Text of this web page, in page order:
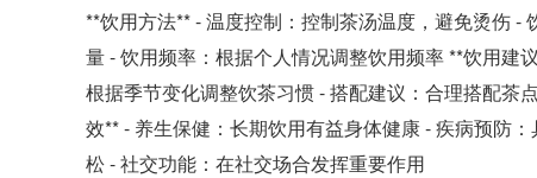
**饮用方法** - 温度控制：控制茶汤温度，避免烫伤
量 - 饮用频率：根据个人情况调整饮用频率 **饮用建
根据季节变化调整饮茶习惯 - 搭配建议：合理搭配茶
效** - 养生保健：长期饮用有益身体健康 - 疾病预防
松 - 社交功能：在社交场合发挥重要作用